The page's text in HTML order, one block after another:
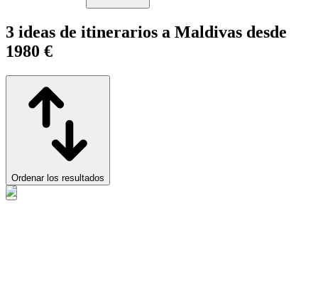
3 ideas de itinerarios a Maldivas desde
1980 €
Ordenar los resultados